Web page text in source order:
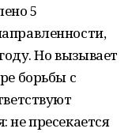
5
Но вызывает
борьбы с
не пресекается